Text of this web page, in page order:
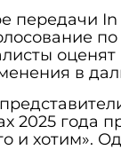
передачи
в
2025 года
и хотим».